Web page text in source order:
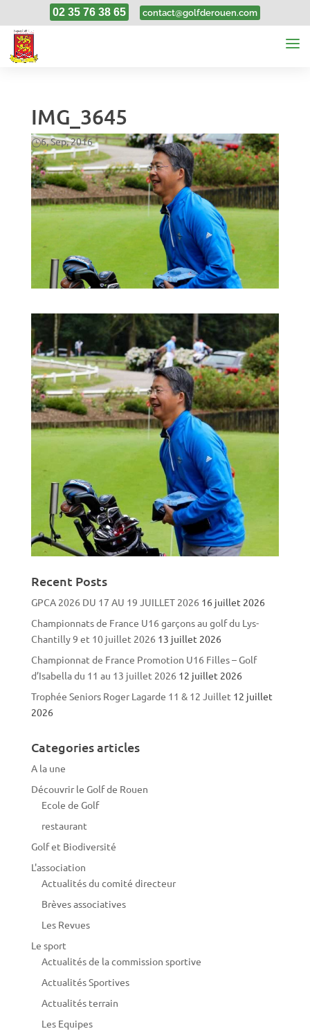
02 35 76 38 65 contact@golfderouen.com
IMG_3645
6, Sep, 2016
Recent Posts
GPCA 2026 DU 17 AU 19 JUILLET 2026 16 juillet 2026
Championnats de France U16 garçons au golf du Lys-
Chantilly 9 et 10 juillet 2026 13 juillet 2026
Championnat de France Promotion U16 Filles – Golf
d’Isabella du 11 au 13 juillet 2026 12 juillet 2026
Trophée Seniors Roger Lagarde 11 & 12 Juillet 12 juillet
2026
Categories articles
A la une
Découvrir le Golf de Rouen
Ecole de Golf
restaurant
Golf et Biodiversité
L'association
Actualités du comité directeur
Brèves associatives
Les Revues
Le sport
Actualités de la commission sportive
Actualités Sportives
Actualités terrain
Les Equipes